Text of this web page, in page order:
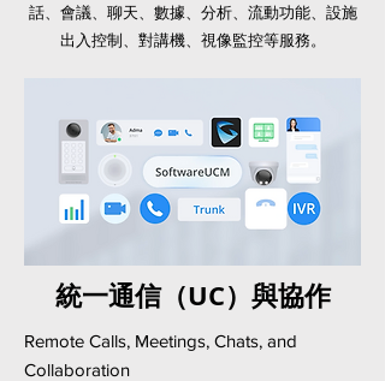
話、會議、聊天、數據、分析、流動功能、設施
出入控制、對講機、視像監控等服務。
統一通信（UC）與協作
Remote Calls, Meetings, Chats, and
Collaboration